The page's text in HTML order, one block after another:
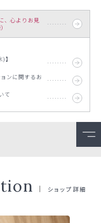
、心よりお見
】
ンに関するお
て
ショップ詳細